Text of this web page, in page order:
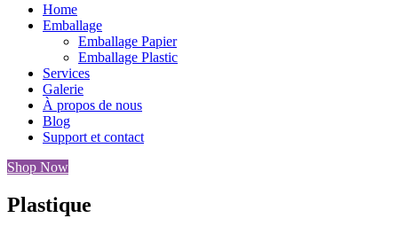
Home
Emballage
Emballage Papier
Emballage Plastic
Services
Galerie
À propos de nous
Blog
Support et contact
Shop Now
Plastique